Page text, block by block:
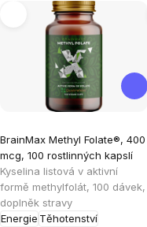
BrainMax Methyl Folate®, 400
mcg, 100 rostlinných kapslí
Kyselina listová v aktivní
formě methylfolát, 100 dávek,
doplněk stravy
Energie Těhotenství